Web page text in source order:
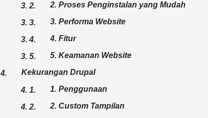
3. 2. 2. Proses Penginstalan yang Mudah
3. 3. 3. Performa Website
3.4. 4. Fitur
3. 5. 5. Keamanan Website
4. Kekurangan Drupal
4. 1. 1. Penggunaan
4. 2. 2. Custom Tampilan